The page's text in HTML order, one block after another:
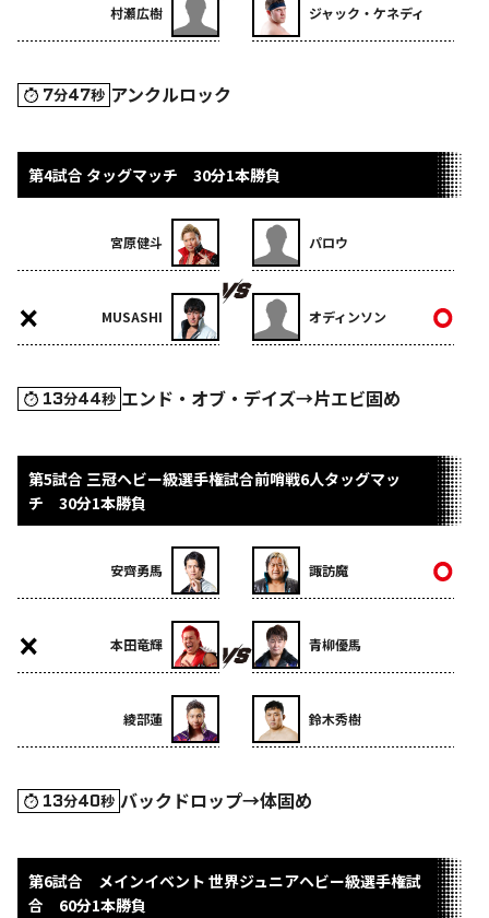
村瀬広樹 ジャック・ケネディ
7分47秒 アンクルロック
第4試合 タッグマッチ 30分1本勝負
宮原健斗
MUSASHI
パロウ
オディンソン
13分44秒 エンド・オブ・デイズ→片エビ固め
第5試合 三冠ヘビー級選手権試合前哨戦6人タッグマッ
チ 30分1本勝負
安齊勇馬
本田竜輝
綾部蓮
諏訪魔
青柳優馬
鈴木秀樹
13分40秒 バックドロップ→体固め
第6試合 メインイベント 世界ジュニアヘビー級選手権試
合 60分1本勝負